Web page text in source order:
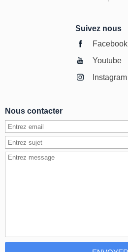
Suivez nous
Facebook
Youtube
Instagram
Nous contacter